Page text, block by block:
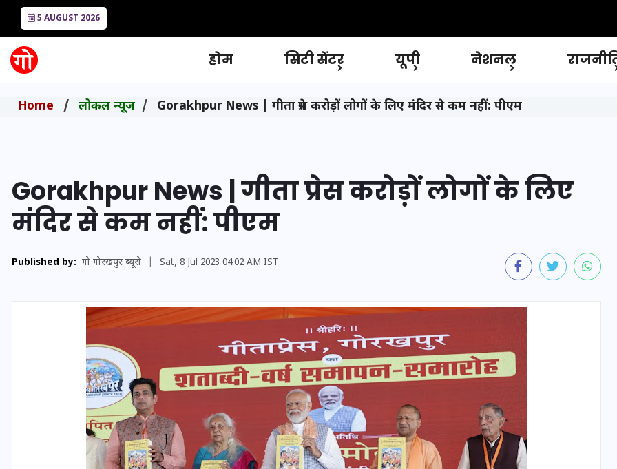
5 AUGUST 2026
होम सिटी सेंटर यूपी नेशनल
Home लोकल न्यूज Gorakhpur News | गीता प्रेस करोड़ों लोगों के लिए मंदिर से कम नहीं: पीएम
Gorakhpur News | गीता प्रेस करोड़ों लोगों के लिए
मंदिर से कम नहीं: पीएम
Published by: गो गोरखपुर ब्यूरो Sat, 8 Jul 2023 04:02 AM IST